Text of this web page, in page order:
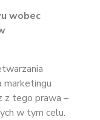
wobec
marketingu
z tego prawa –
w tym celu.